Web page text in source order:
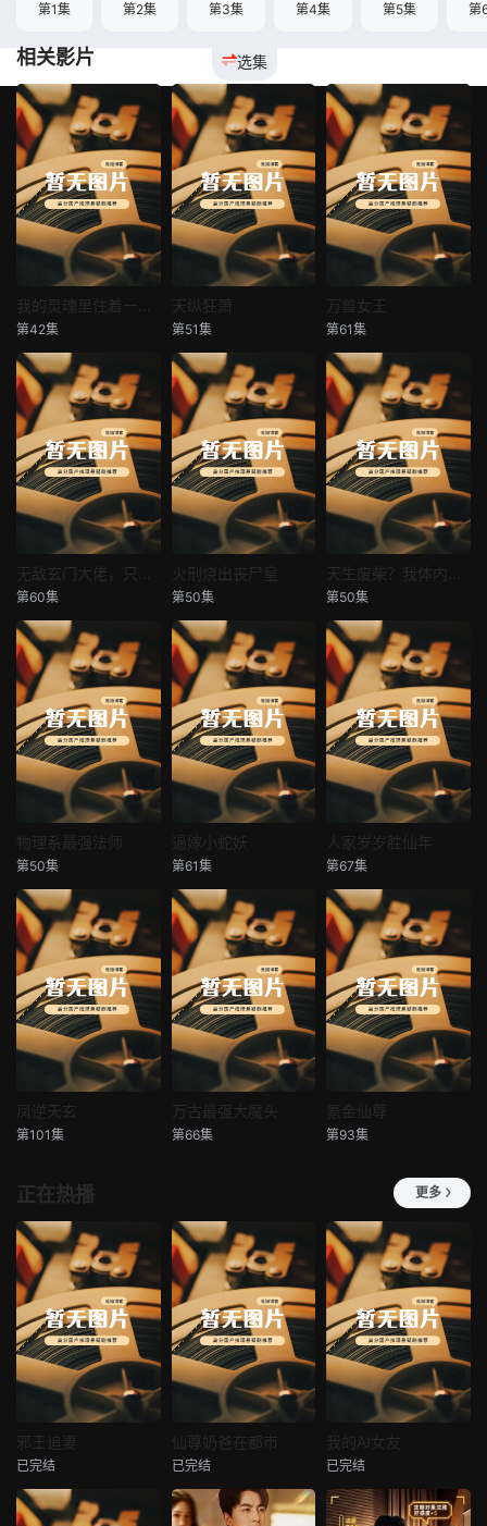
选集
第1集 第2集 第3集 第4集 第5集 第
相关影片
我的灵魂里住着一条龙
第42集
天纵狂萧
天纵狂萧
第51集
万兽女王
万兽女王
第61集
无敌玄门大佬，只听姐姐的话
第60集
火刑烧出丧尸皇
第50集 第50集
物理系最强法师
第50集
逼嫁小蛇妖
逼嫁小蛇妖
第61集
人家岁岁胜仙年
人家岁岁胜仙年
第67集
凤逆天玄
凤逆天玄
第101集
万古最强大魔头
万古最强大魔头
第66集
氪金仙尊
氪金仙尊
第93集
正在热播 更多
热播
邪王追妻
未知
邪王追妻
已完结
热播
未知
仙尊奶爸在都市
已完结
热播
我的AI女友
未知
我的AI女友
已完结